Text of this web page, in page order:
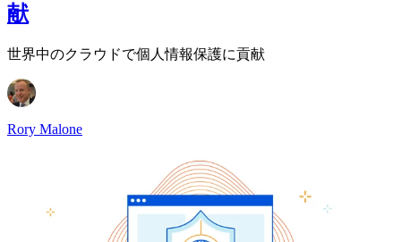
献
世界中のクラウドで個人情報保護に貢献
Rory Malone